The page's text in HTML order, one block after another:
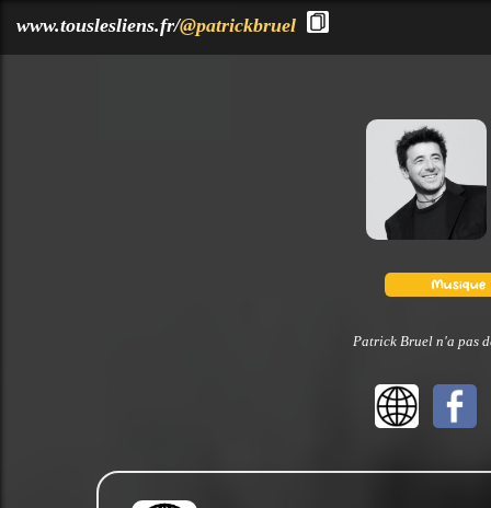
www.touslesliens.fr/@patrickbruel
Patrick Bruel n'a pas